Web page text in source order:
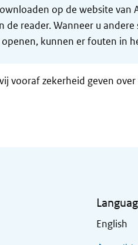
op de website van
reader. Wanneer u
kunnen er fouten in
vooraf zekerheid geven
English